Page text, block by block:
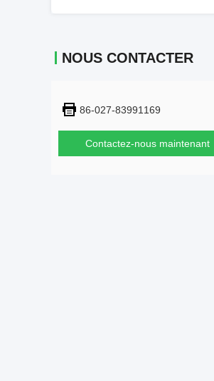
NOUS CONTACTER
86-027-83991169
Contactez-nous maintenant